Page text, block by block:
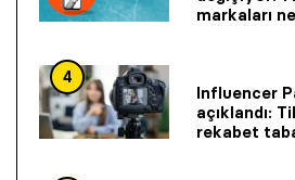
markaları
4
Influencer
açıklandı:
rekabet